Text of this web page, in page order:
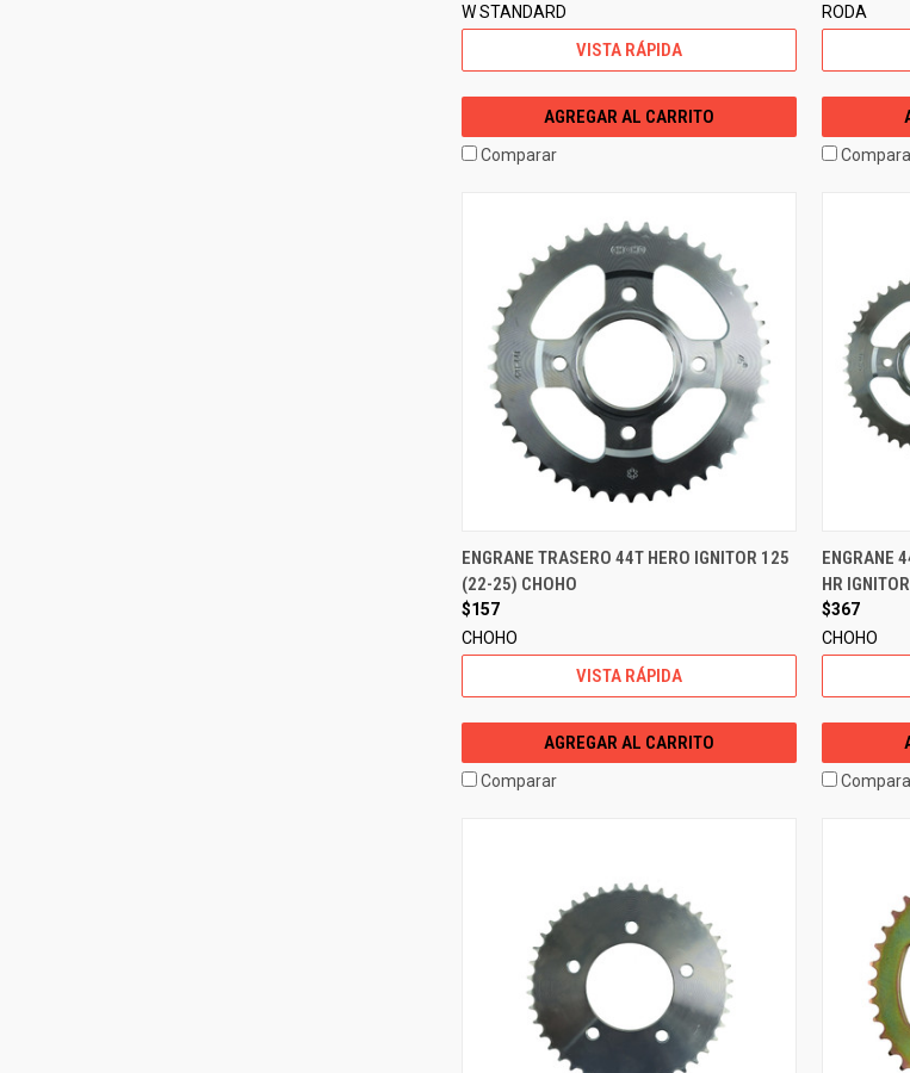
W STANDARD
VISTA RÁPIDA
AGREGAR AL CARRITO
Comparar
RODA
ENGRANE TRASERO 44T HERO IGNITOR 125
(22-25) CHOHO
$157
CHOHO
VISTA RÁPIDA
AGREGAR AL CARRITO
Comparar
ENGRANE
HR
$367
CHOHO